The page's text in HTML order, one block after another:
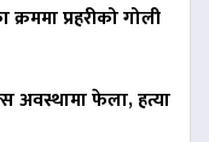
प्रहरीको गोली
अवस्थामा फेला, हत्या